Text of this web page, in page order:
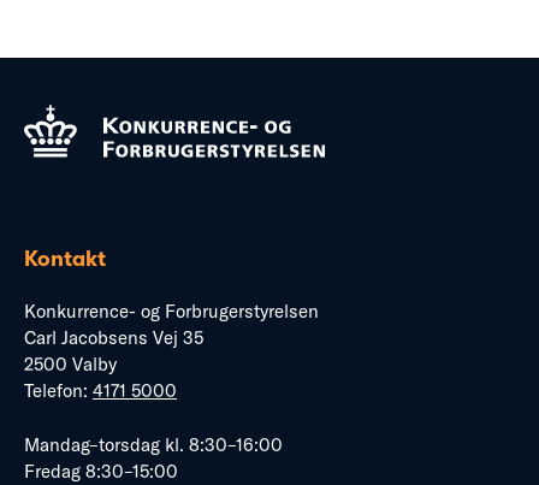
Kontakt
Konkurrence- og Forbrugerstyrelsen
Carl Jacobsens Vej 35
2500 Valby
Telefon: 4171 5000
Mandag–torsdag kl. 8:30–16:00
Fredag 8:30–15:00